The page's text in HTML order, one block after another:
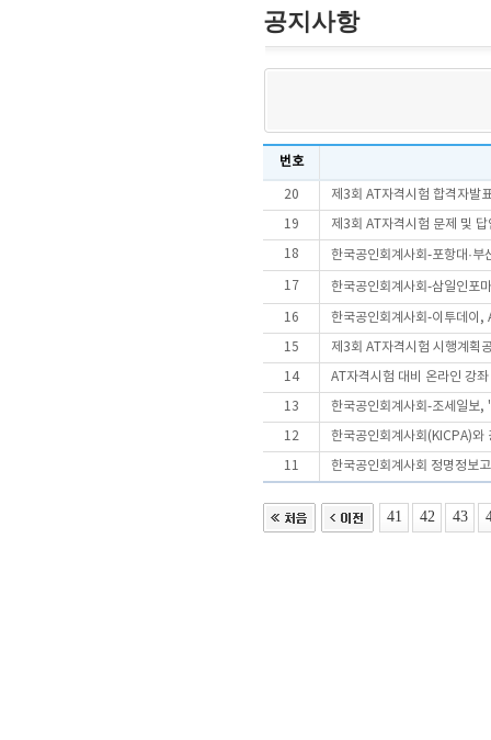
공지사항
번호
20 제3회 AT자격시험 합격자발
19 제3회 AT자격시험 문제 및 답
18 한국공인회계사회-포항대·
17 한국공인회계사회-삼일인포
16 한국공인회계사회-이투데이,
15 제3회 AT자격시험 시행계획
14 AT자격시험 대비 온라인 강
13 한국공인회계사회-조세일보,
12 한국공인회계사회(KICPA)와
11 한국공인회계사회 정명정보
41 42 43